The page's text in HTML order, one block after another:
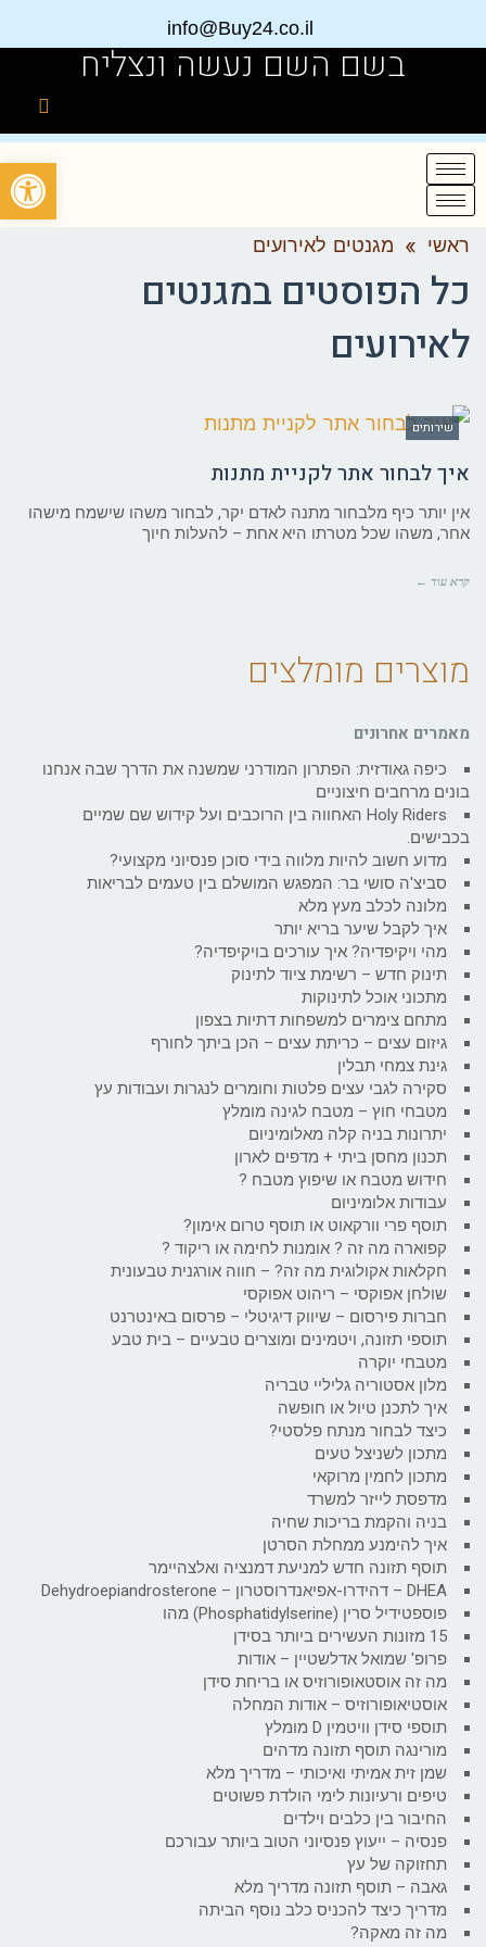
info@Buy24.co.il
בשם השם נעשה ונצליח
ראשי » מגנטים לאירועים
כל הפוסטים במגנטים
לאירועים
שירותים
איך לבחור אתר לקניית מתנות
אין יותר כיף מלבחור מתנה לאדם יקר, לבחור משהו שישמח מישהו
אחר, משהו שכל מטרתו היא אחת – להעלות חיוך
קרא עוד ←
מוצרים מומלצים
מאמרים אחרונים
כיפה גאודזית: הפתרון המודרני שמשנה את הדרך שבה אנחנו
בונים מרחבים חיצוניים
Holy Riders האחווה בין הרוכבים ועל קידוש שם שמיים
בכבישים.
מדוע חשוב להיות מלווה בידי סוכן פנסיוני מקצועי?
סביצ'ה סושי בר: המפגש המושלם בין טעמים לבריאות
מלונה לכלב מעץ מלא
איך לקבל שיער בריא יותר
מהי ויקיפדיה? איך עורכים בויקיפדיה?
תינוק חדש – רשימת ציוד לתינוק
מתכוני אוכל לתינוקות
מתחם צימרים למשפחות דתיות בצפון
גיזום עצים – כריתת עצים – הכן ביתך לחורף
גינת צמחי תבלין
סקירה לגבי עצים פלטות וחומרים לנגרות ועבודות עץ
מטבחי חוץ – מטבח לגינה מומלץ
יתרונות בניה קלה מאלומיניום
תכנון מחסן ביתי + מדפים לארון
חידוש מטבח או שיפוץ מטבח ?
עבודות אלומיניום
תוסף פרי וורקאוט או תוסף טרום אימון?
קפוארה מה זה ? אומנות לחימה או ריקוד ?
חקלאות אקולוגית מה זה? – חווה אורגנית טבעונית
שולחן אפוקסי – ריהוט אפוקסי
חברות פירסום – שיווק דיגיטלי – פרסום באינטרנט
תוספי תזונה, ויטמינים ומוצרים טבעיים – בית טבע
מטבחי יוקרה
מלון אסטוריה גליליי טבריה
איך לתכנן טיול או חופשה
כיצד לבחור מנתח פלסטי?
מתכון לשניצל טעים
מתכון לחמין מרוקאי
מדפסת לייזר למשרד
בניה והקמת בריכות שחיה
איך להימנע ממחלת הסרטן
תוסף תזונה חדש למניעת דמנציה ואלצהיימר
DHEA – דהידרו-אפיאנדרוסטרון – Dehydroepiandrosterone
פוספטידיל סרין (Phosphatidylserine) מהו
15 מזונות העשירים ביותר בסידן
פרופ' שמואל אדלשטיין – אודות
מה זה אוסטאופורוזיס או בריחת סידן
אוסטיאופורוזיס – אודות המחלה
תוספי סידן וויטמין D מומלץ
מורינגה תוסף תזונה מדהים
שמן זית אמיתי ואיכותי – מדריך מלא
טיפים ורעיונות לימי הולדת פשוטים
החיבור בין כלבים וילדים
פנסיה – ייעוץ פנסיוני הטוב ביותר עבורכם
תחזוקה של עץ
גאבה – תוסף תזונה מדריך מלא
מדריך כיצד להכניס כלב נוסף הביתה
מה זה מאקה?